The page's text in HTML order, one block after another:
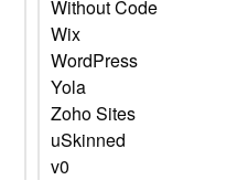
Without Code
Wix
WordPress
Yola
Zoho Sites
uSkinned
v0